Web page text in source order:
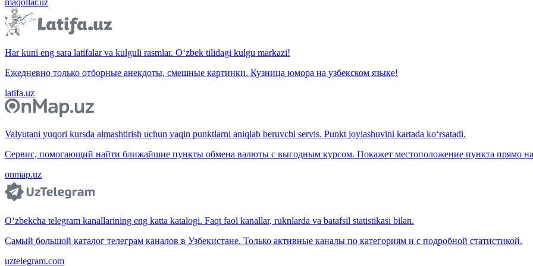
maqollar.uz
Har kuni eng sara latifalar va kulguli rasmlar. O‘zbek tilidagi kulgu markazi!
Ежедневно только отборные анекдоты, смешные картинки. Кузница юмора на узбекском языке!
latifa.uz
Valyutani yuqori kursda almashtirish uchun yaqin punktlarni aniqlab beruvchi servis. Punkt joylashuvini kartada ko‘rsatadi.
Сервис, помогающий найти ближайшие пункты обмена валюты с выгодным курсом. Покажет местоположение пункта прямо на
onmap.uz
O‘zbekcha telegram kanallarining eng katta katalogi. Faqt faol kanallar, ruknlarda va batafsil statistikasi bilan.
Самый большой каталог телеграм каналов в Узбекистане. Только активные каналы по категориям и с подробной статистикой.
uztelegram.com